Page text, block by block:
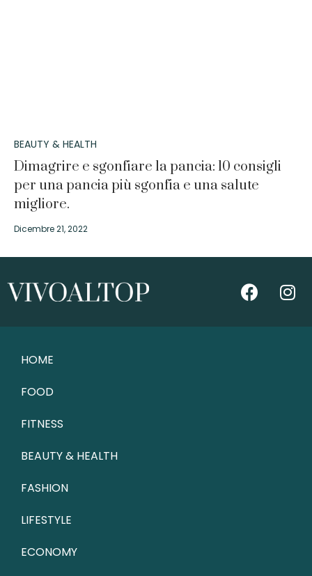
BEAUTY & HEALTH
Dimagrire e sgonfiare la pancia: 10 consigli
per una pancia più sgonfia e una salute
migliore.
Dicembre 21, 2022
HOME
FOOD
FITNESS
BEAUTY & HEALTH
FASHION
LIFESTYLE
ECONOMY